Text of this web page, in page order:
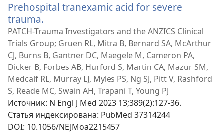
окне)
Prehospital tranexamic acid for severe
trauma.
в
новом
окне)
PATCH-Trauma Investigators and the ANZICS Clinical
Trials Group; Gruen RL, Mitra B, Bernard SA, McArthur
CJ, Burns B, Gantner DC, Maegele M, Cameron PA,
Dicker B, Forbes AB, Hurford S, Martin CA, Mazur SM,
Medcalf RL, Murray LJ, Myles PS, Ng SJ, Pitt V, Rashford
S, Reade MC, Swain AH, Trapani T, Young PJ
Источник‎: N Engl J Med 2023 13;389(2):127-36.
Статья индексирована‎: PubMed 37314244
DOI‎: 10.1056/NEJMoa2215457